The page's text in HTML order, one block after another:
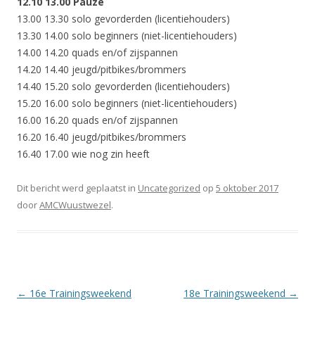
13.00 13.30 solo gevorderden (licentiehouders)
13.30 14.00 solo beginners (niet-licentiehouders)
14.00 14.20 quads en/of zijspannen
14.20 14.40 jeugd/pitbikes/brommers
14.40 15.20 solo gevorderden (licentiehouders)
15.20 16.00 solo beginners (niet-licentiehouders)
16.00 16.20 quads en/of zijspannen
16.20 16.40 jeugd/pitbikes/brommers
16.40 17.00 wie nog zin heeft
Dit bericht werd geplaatst in Uncategorized op 5 oktober 2017
doorAMCWuustwezel.
Berichtnavigatie
← 16e Trainingsweekend 18e Trainingsweekend →